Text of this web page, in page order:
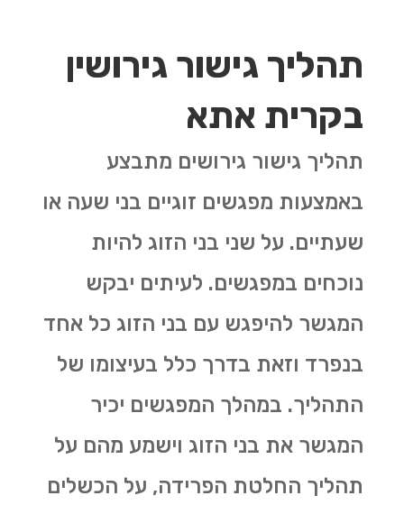
תהליך גישור גירושין
בקרית אתא
תהליך גישור גירושים מתבצע
באמצעות מפגשים זוגיים בני שעה או
שעתיים. על שני בני הזוג להיות
נוכחים במפגשים. לעיתים יבקש
המגשר להיפגש עם בני הזוג כל אחד
בנפרד וזאת בדרך כלל בעיצומו של
התהליך. במהלך המפגשים יכיר
המגשר את בני הזוג וישמע מהם על
תהליך החלטת הפרידה, על הכשלים